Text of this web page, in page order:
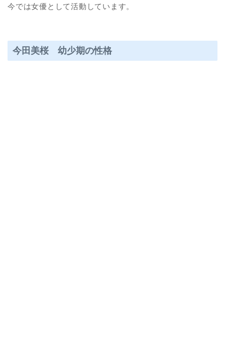
今では女優として活動しています。
今田美桜 幼少期の性格